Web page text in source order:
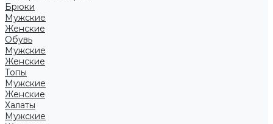
Брюки
Мужские
Женские
Обувь
Мужские
Женские
Топы
Мужские
Женские
Халаты
Мужские